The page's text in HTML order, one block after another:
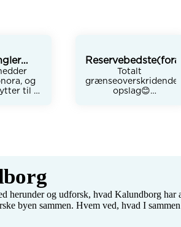
liv🫧
og
til
jeg til
af at
har
Totalt
grænseoverskridende
opslag😊
lille familie med
nogle
herunder og udforsk, hvad Kalundborg har
byen sammen. Hvem ved, hvad I